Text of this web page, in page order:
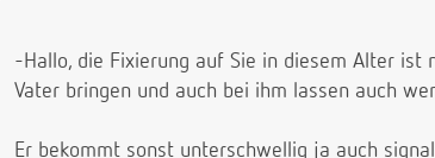
-Hallo, die Fixierung auf Sie in diesem Alter
Vater bringen und auch bei ihm lassen auch
Er bekommt sonst unterschwellig ja auch